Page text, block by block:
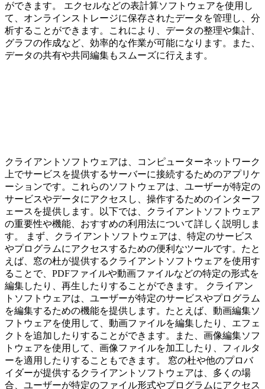
ができます。 エクセルなどの表計算ソフトウェアを使用し
て、オンラインストレージに保存されたデータを管理し、分
析することができます。これにより、データの整理や集計、
グラフの作成など、効率的な作業が可能になります。また、
データの共有や共同編集もスムーズに行えます。
クライアントソフトウェアは、コンピューターネットワーク
上でサービスを提供するサーバーに接続するためのアプリケ
ーションです。これらのソフトウェアは、ユーザーが特定の
サービスやデータにアクセスし、操作するためのインターフ
ェースを提供します。以下では、クライアントソフトウェア
の重要性や機能、おすすめの利用法について詳しく説明しま
す。 まず、クライアントソフトウェアは、特定のサービス
やプログラムにアクセスするための便利なツールです。たと
えば、窓の杜が提供するクライアントソフトウェアを使用す
ることで、PDFファイルや動画ファイルなどの特定の形式を
編集したり、再生したりすることができます。 クライアン
トソフトウェアは、ユーザーが特定のサービスやプログラム
を編集するための機能を提供します。たとえば、動画編集ソ
フトウェアを使用して、動画ファイルを編集したり、エフェ
クトを追加したりすることができます。また、画像編集ソフ
トウェアを使用して、画像ファイルを加工したり、フィルタ
ーを適用したりすることもできます。 窓の杜や他のプロバ
イダーが提供するクライアントソフトウェアは、多くの場
合、ユーザーが特定のファイル形式やプログラムにアクセス